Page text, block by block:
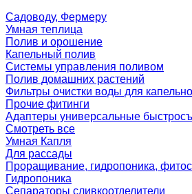
Садоводу, Фермеру
Умная теплица
Полив и орошение
Капельный полив
Системы управления поливом
Полив домашних растений
Фильтры очистки воды для
Прочие фитинги
Адаптеры универсальные
Смотреть все
Умная Капля
Для рассады
Проращивание, гидропоника,
Гидропоника
Сепараторы сливкоотделители